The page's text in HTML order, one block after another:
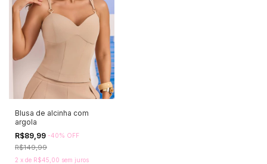
Blusa de alcinha com
argola
R$89,99 -40% OFF
R$149,99
2 x de R$45,00 sem juros